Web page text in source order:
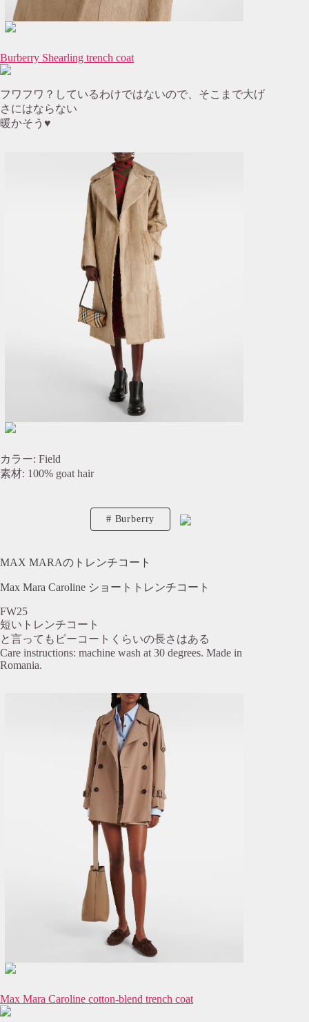
Burberry Shearling trench coat
フワフワ？しているわけではないので、そこまで大げ
さにはならない
暖かそう♥
カラー: Field
素材: 100% goat hair
Burberry
MAX MARAのトレンチコート
Max Mara Caroline ショートトレンチコート
FW25
短いトレンチコート
と言ってもピーコートくらいの長さはある
Care instructions: machine wash at 30 degrees. Made in
Romania.
Max Mara Caroline cotton-blend trench coat